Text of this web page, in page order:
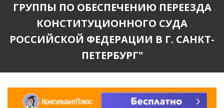
ГРУППЫ ПО ОБЕСПЕЧЕНИЮ ПЕРЕЕЗДА
КОНСТИТУЦИОННОГО СУДА
РОССИЙСКОЙ ФЕДЕРАЦИИ В Г. САНКТ-
ПЕТЕРБУРГ"